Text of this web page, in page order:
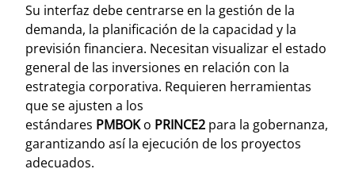
Su interfaz debe centrarse en la gestión de la
demanda, la planificación de la capacidad y la
previsión financiera. Necesitan visualizar el estado
general de las inversiones en relación con la
estrategia corporativa. Requieren herramientas
que se ajusten a los
estándares PMBOKo PRINCE2 para la gobernanza,
garantizando así la ejecución de los proyectos
adecuados.